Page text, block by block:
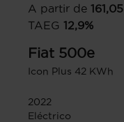
A partir de 161,05
TAEG 12,9%
Fiat 500e
Icon Plus 42 KWh
2022
Eléctrico